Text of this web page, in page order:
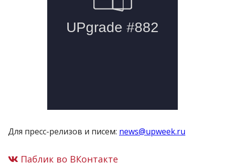
Для пресс-релизов и писем: news@upweek.ru
Паблик во ВКонтакте